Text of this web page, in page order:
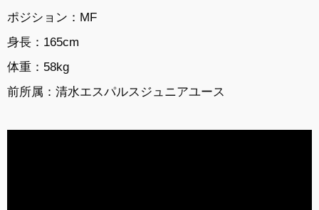
ポジション：MF
身長：165cm
体重：58kg
前所属： 清水エスパルスジュニアユース